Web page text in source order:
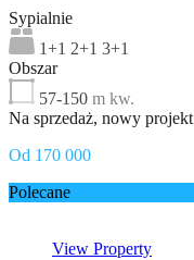
Sypialnie
1+1 2+1 3+1
Obszar
57-150 m kw.
Na sprzedaż, nowy projekt
Od 170 000
Polecane
View Property